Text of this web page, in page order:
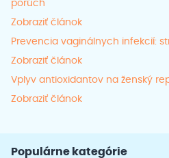
porúch
Zobraziť článok
Prevencia vaginálnych infekcií:
Zobraziť článok
Vplyv antioxidantov na ženský
Zobraziť článok
Populárne kategórie